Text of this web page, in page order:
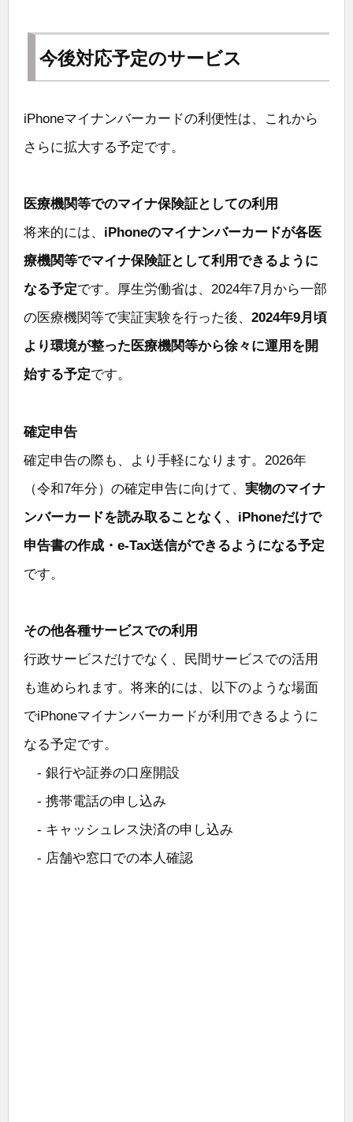
今後対応予定のサービス
iPhoneマイナンバーカードの利便性は、これから
さらに拡大する予定です。
医療機関等でのマイナ保険証としての利用
将来的には、 iPhoneのマイナンバーカードが各医
療機関等でマイナ保険証として利用できるように
なる予定です。厚生労働省は、2024年7月から一部
の医療機関等で実証実験を行った後、 2024年9月頃
より環境が整った医療機関等から徐々に運用を開
始する予定です。
確定申告
確定申告の際も、より手軽になります。2026年
（令和7年分）の確定申告に向けて、 実物のマイナ
ンバーカードを読み取ることなく、iPhoneだけで
申告書の作成・e-Tax送信ができるようになる予定
です。
その他各種サービスでの利用
行政サービスだけでなく、民間サービスでの活用
も進められます。将来的には、以下のような場面
でiPhoneマイナンバーカードが利用できるように
なる予定です。
- 銀行や証券の口座開設
- 携帯電話の申し込み
- キャッシュレス決済の申し込み
- 店舗や窓口での本人確認